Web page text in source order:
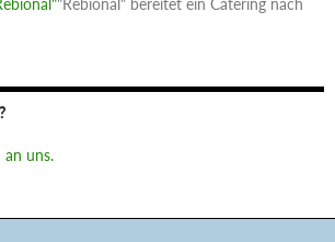
"Rebional" bereitet ein Catering nach
an uns.